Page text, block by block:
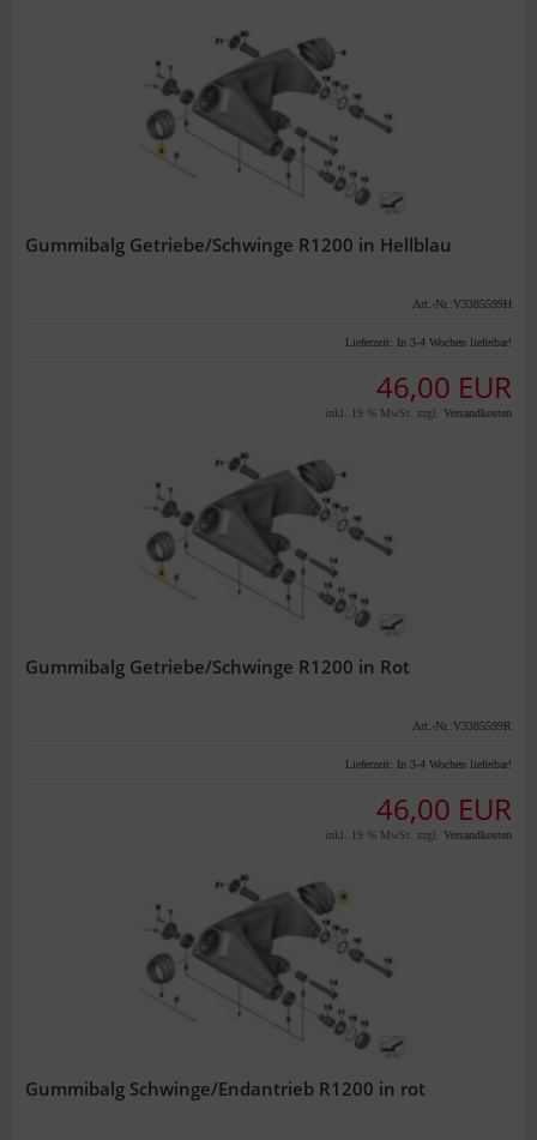
Gummibalg Getriebe/Schwinge R1200 in Hellblau
Art.-Nr.:V3385599H
Lieferzeit: In 3-4 Wochen lieferbar!
46,00 EUR
inkl. 19 % MwSt. zzgl. Versandkosten
Gummibalg Getriebe/Schwinge R1200 in Rot
Art.-Nr.:V3385599R
Lieferzeit: In 3-4 Wochen lieferbar!
46,00 EUR
inkl. 19 % MwSt. zzgl. Versandkosten
Gummibalg Schwinge/Endantrieb R1200 in rot